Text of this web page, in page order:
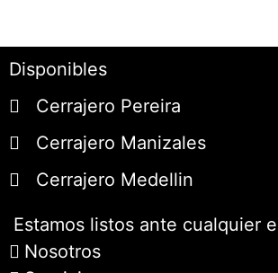
Disponibles
Cerrajero Pereira
Cerrajero Manizales
Cerrajero Medellin
Estamos listos ante cualquier
Nosotros